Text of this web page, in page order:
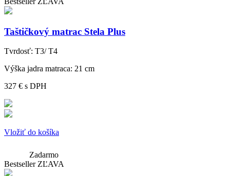
Taštičkový matrac Stela Plus
Tvrdosť: T3/ T4
Výška jadra matraca: 21 cm
327 € s DPH
Vložiť do košíka
Zadarmo
Bestseller ZĽAVA